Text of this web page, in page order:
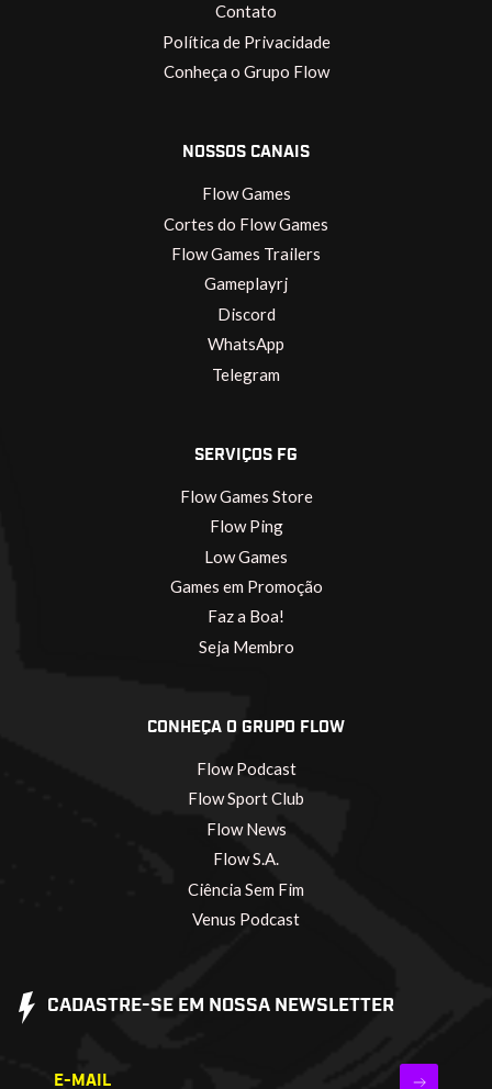
Contato
Política de Privacidade
Conheça o Grupo Flow
NOSSOS CANAIS
Flow Games
Cortes do Flow Games
Flow Games Trailers
Gameplayrj
Discord
WhatsApp
Telegram
SERVIÇOS FG
Flow Games Store
Flow Ping
Low Games
Games em Promoção
Faz a Boa!
Seja Membro
CONHEÇA O GRUPO FLOW
Flow Podcast
Flow Sport Club
Flow News
Flow S.A.
Ciência Sem Fim
Venus Podcast
CADASTRE-SE EM NOSSA NEWSLETTER
E-MAIL